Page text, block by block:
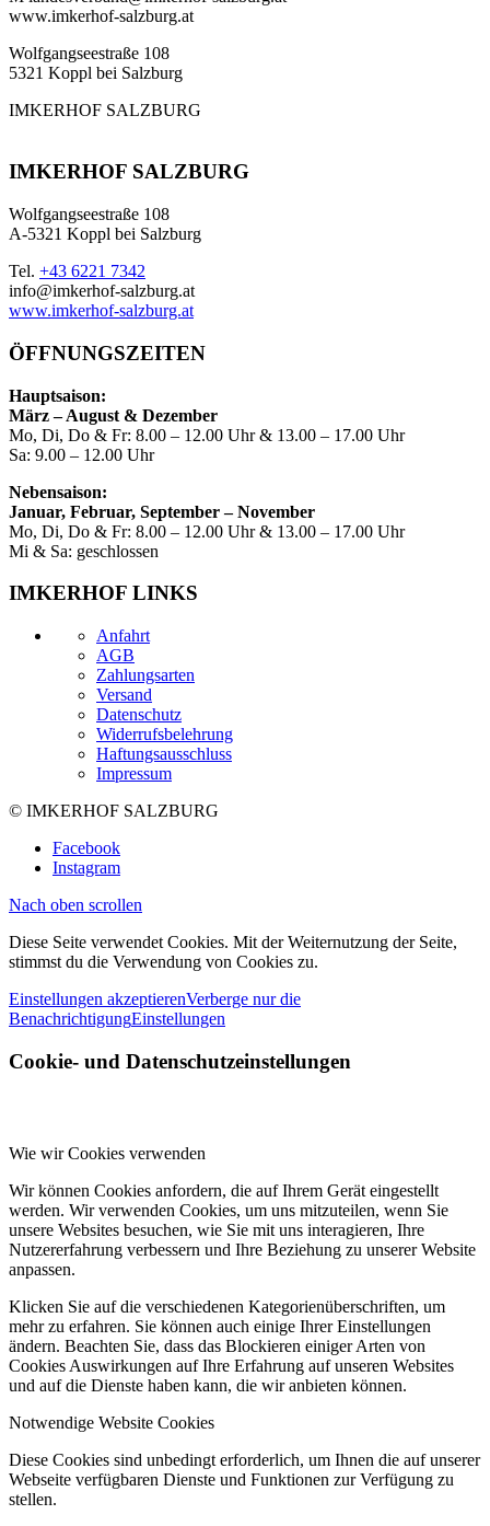
www.imkerhof-salzburg.at
Wolfgangseestraße 108
5321 Koppl bei Salzburg
IMKERHOF SALZBURG
IMKERHOF SALZBURG
Wolfgangseestraße 108
A-5321 Koppl bei Salzburg
Tel. +43 6221 7342
info@imkerhof-salzburg.at
www.imkerhof-salzburg.at
ÖFFNUNGSZEITEN
Hauptsaison:
März – August & Dezember
Mo, Di, Do & Fr: 8.00 – 12.00 Uhr & 13.00 – 17.00 Uhr
Sa: 9.00 – 12.00 Uhr
Nebensaison:
Januar, Februar, September – November
Mo, Di, Do & Fr: 8.00 – 12.00 Uhr & 13.00 – 17.00 Uhr
Mi & Sa: geschlossen
IMKERHOF LINKS
Anfahrt
AGB
Zahlungsarten
Versand
Datenschutz
Widerrufsbelehrung
Haftungsausschluss
Impressum
© IMKERHOF SALZBURG
Facebook
Instagram
Nach oben scrollen
Diese Seite verwendet Cookies. Mit der Weiternutzung der Seite,
stimmst du die Verwendung von Cookies zu.
Einstellungen akzeptierenVerberge nur die
BenachrichtigungEinstellungen
Cookie- und Datenschutzeinstellungen
Wie wir Cookies verwenden
Wir können Cookies anfordern, die auf Ihrem Gerät eingestellt
werden. Wir verwenden Cookies, um uns mitzuteilen, wenn Sie
unsere Websites besuchen, wie Sie mit uns interagieren, Ihre
Nutzererfahrung verbessern und Ihre Beziehung zu unserer Website
anpassen.
Klicken Sie auf die verschiedenen Kategorienüberschriften, um
mehr zu erfahren. Sie können auch einige Ihrer Einstellungen
ändern. Beachten Sie, dass das Blockieren einiger Arten von
Cookies Auswirkungen auf Ihre Erfahrung auf unseren Websites
und auf die Dienste haben kann, die wir anbieten können.
Notwendige Website Cookies
Diese Cookies sind unbedingt erforderlich, um Ihnen die auf unserer
Webseite verfügbaren Dienste und Funktionen zur Verfügung zu
stellen.